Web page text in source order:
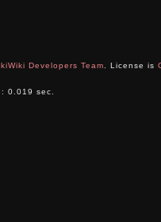
Developers Team . License is
0.019 sec.